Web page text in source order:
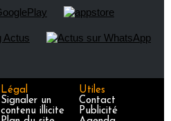
Légal
Signaler un
contenu illicite
Utiles
Contact
Publicité